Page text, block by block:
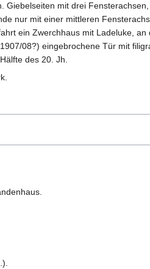
Giebelseiten mit drei
nur mit einer mittleren
ein Zwerchhaus mit Ladeluke, an
08?) eingebrochene Tür mit
des 20. Jh.